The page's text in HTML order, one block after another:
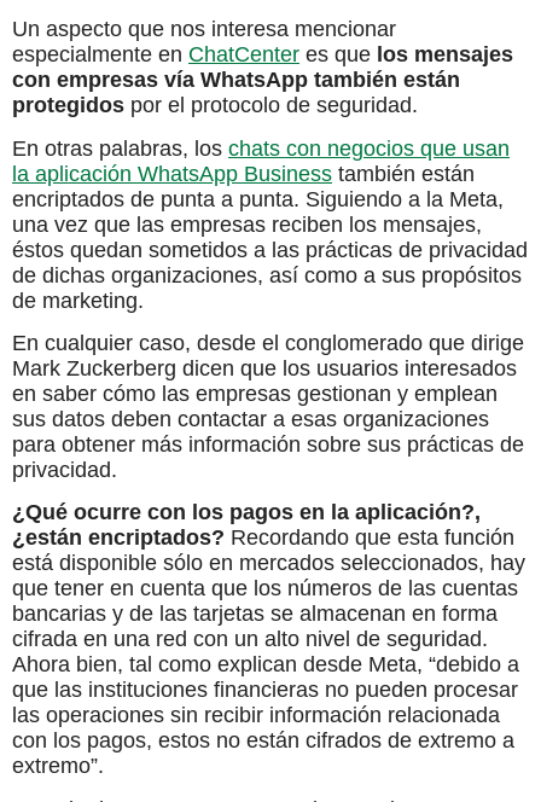
Un aspecto que nos interesa mencionar
especialmente en ChatCenter es que los mensajes
con empresas vía WhatsApp también están
protegidos por el protocolo de seguridad.
En otras palabras, los chats con negocios que usan
la aplicación WhatsApp Business también están
encriptados de punta a punta. Siguiendo a la Meta,
una vez que las empresas reciben los mensajes,
éstos quedan sometidos a las prácticas de privacidad
de dichas organizaciones, así como a sus propósitos
de marketing.
En cualquier caso, desde el conglomerado que dirige
Mark Zuckerberg dicen que los usuarios interesados
en saber cómo las empresas gestionan y emplean
sus datos deben contactar a esas organizaciones
para obtener más información sobre sus prácticas de
privacidad.
¿Qué ocurre con los pagos en la aplicación?,
¿están encriptados? Recordando que esta función
está disponible sólo en mercados seleccionados, hay
que tener en cuenta que los números de las cuentas
bancarias y de las tarjetas se almacenan en forma
cifrada en una red con un alto nivel de seguridad.
Ahora bien, tal como explican desde Meta, “debido a
que las instituciones financieras no pueden procesar
las operaciones sin recibir información relacionada
con los pagos, estos no están cifrados de extremo a
extremo”.